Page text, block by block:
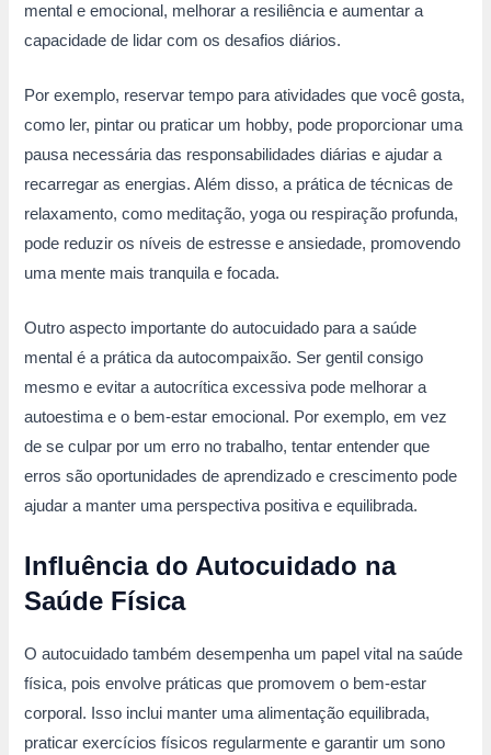
mental e emocional, melhorar a resiliência e aumentar a
capacidade de lidar com os desafios diários.
Por exemplo, reservar tempo para atividades que você gosta,
como ler, pintar ou praticar um hobby, pode proporcionar uma
pausa necessária das responsabilidades diárias e ajudar a
recarregar as energias. Além disso, a prática de técnicas de
relaxamento, como meditação, yoga ou respiração profunda,
pode reduzir os níveis de estresse e ansiedade, promovendo
uma mente mais tranquila e focada.
Outro aspecto importante do autocuidado para a saúde
mental é a prática da autocompaixão. Ser gentil consigo
mesmo e evitar a autocrítica excessiva pode melhorar a
autoestima e o bem-estar emocional. Por exemplo, em vez
de se culpar por um erro no trabalho, tentar entender que
erros são oportunidades de aprendizado e crescimento pode
ajudar a manter uma perspectiva positiva e equilibrada.
Influência do Autocuidado na
Saúde Física
O autocuidado também desempenha um papel vital na saúde
física, pois envolve práticas que promovem o bem-estar
corporal. Isso inclui manter uma alimentação equilibrada,
praticar exercícios físicos regularmente e garantir um sono